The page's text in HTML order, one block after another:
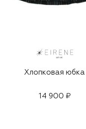
Хлопковая юбка
14 900 ₽